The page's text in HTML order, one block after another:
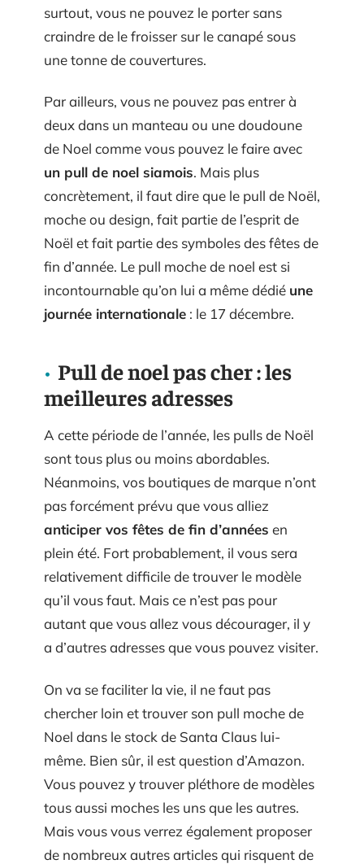
surtout, vous ne pouvez le porter sans
craindre de le froisser sur le canapé sous
une tonne de couvertures.
Par ailleurs, vous ne pouvez pas entrer à
deux dans un manteau ou une doudoune
de Noel comme vous pouvez le faire avec
un pull de noel siamois. Mais plus
concrètement, il faut dire que le pull de Noël,
moche ou design, fait partie de l’esprit de
Noël et fait partie des symboles des fêtes de
fin d’année. Le pull moche de noel est si
incontournable qu’on lui a même dédié une
journée internationale : le 17 décembre.
Pull de noel pas cher : les
meilleures adresses
A cette période de l’année, les pulls de Noël
sont tous plus ou moins abordables.
Néanmoins, vos boutiques de marque n’ont
pas forcément prévu que vous alliez
anticiper vos fêtes de fin d’années en
plein été. Fort probablement, il vous sera
relativement difficile de trouver le modèle
qu’il vous faut. Mais ce n’est pas pour
autant que vous allez vous décourager, il y
a d’autres adresses que vous pouvez visiter.
On va se faciliter la vie, il ne faut pas
chercher loin et trouver son pull moche de
Noel dans le stock de Santa Claus lui-
même. Bien sûr, il est question d’Amazon.
Vous pouvez y trouver pléthore de modèles
tous aussi moches les uns que les autres.
Mais vous vous verrez également proposer
de nombreux autres articles qui risquent de